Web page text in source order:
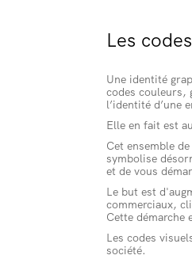
Les
Une identité
codes couleurs,
l’identité d’une
Elle en fait est
Cet ensemble
symbolise
et de vous
Le but est
commerciaux,
Cette démarche
Les codes
société.